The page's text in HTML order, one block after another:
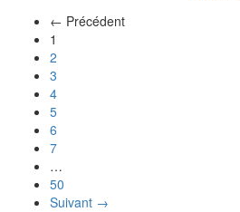
← Précédent
1
2
3
4
5
6
7
…
50
Suivant →